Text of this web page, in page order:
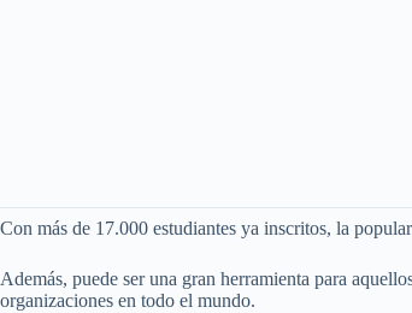
Con más de 17.000 estudiantes ya inscritos, la
Además, puede ser una gran herramienta para
organizaciones en todo el mundo.